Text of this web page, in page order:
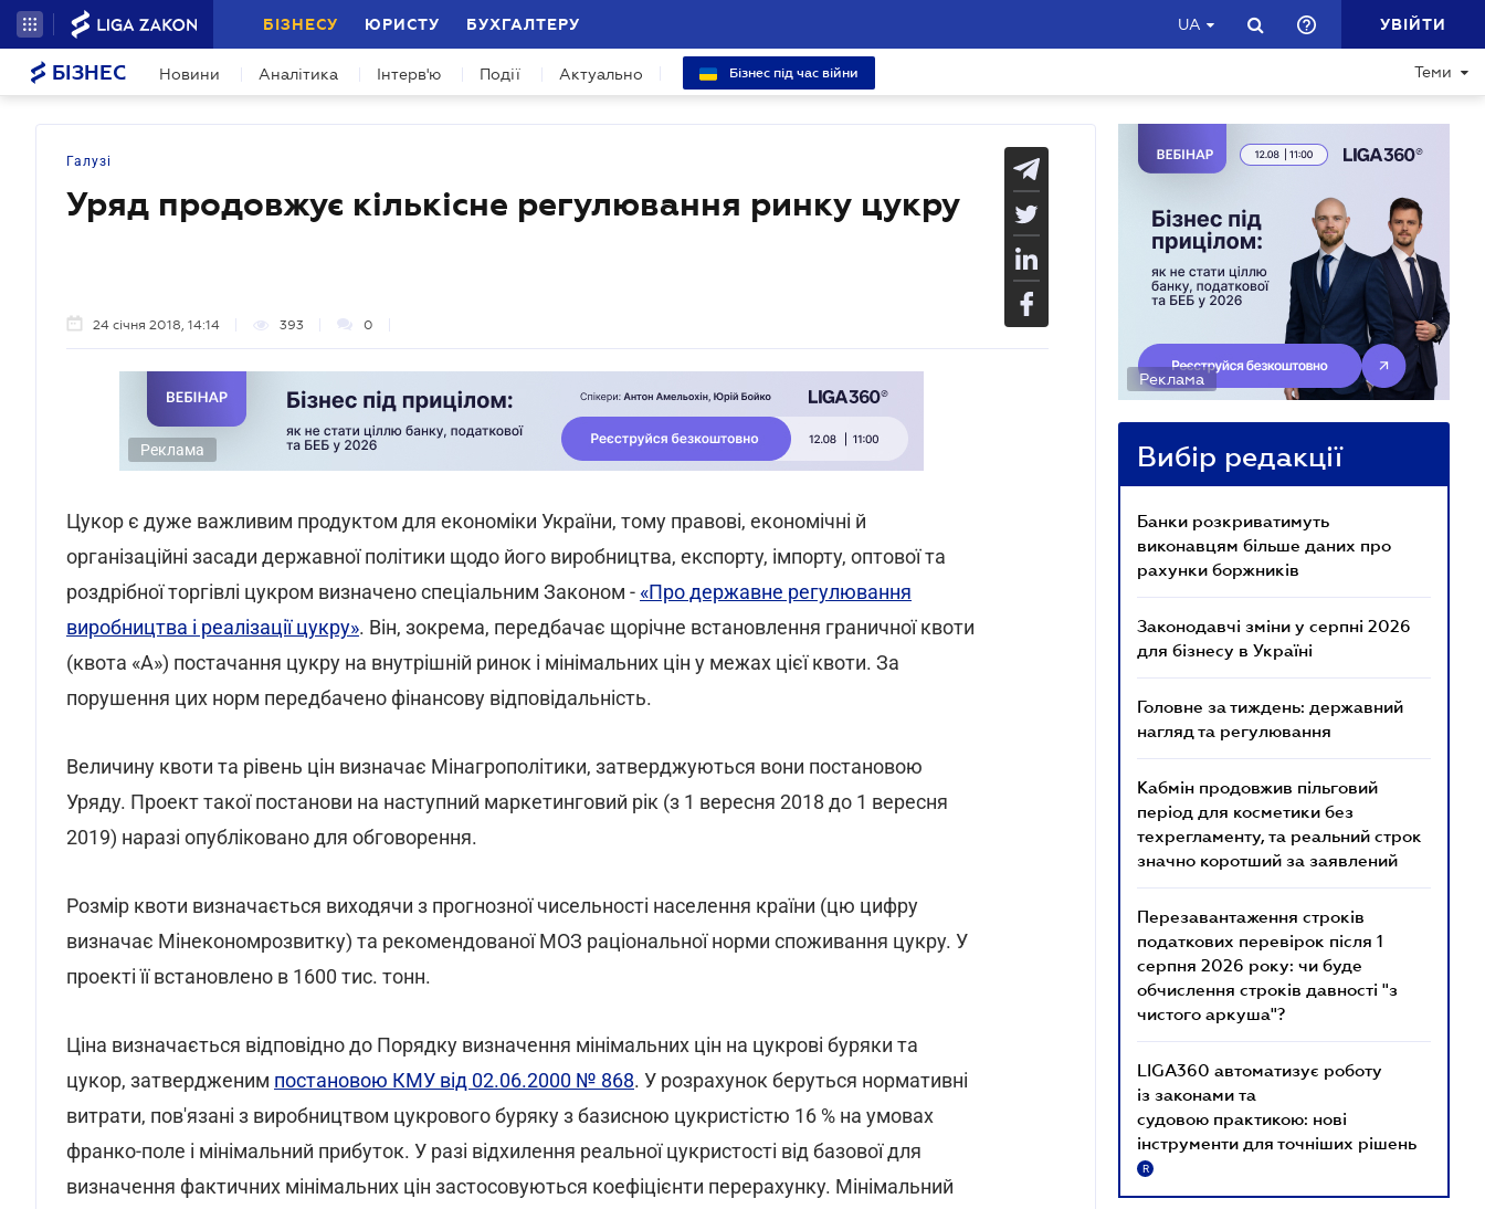
БІЗНЕСУ ЮРИСТУ БУХГАЛТЕРУ UA УВІЙТИ
БІЗНЕС Новини Аналітика Інтерв'ю Події Актуально Бізнес під час війни Теми
Галузі
Уряд продовжує кількісне регулювання ринку цукру
24 січня 2018, 14:14 393 0
Реклама
Цукор є дуже важливим продуктом для економіки України, тому правові, економічні й
організаційні засади державної політики щодо його виробництва, експорту, імпорту, оптової та
роздрібної торгівлі цукром визначено спеціальним Законом - «Про державне регулювання
виробництва і реалізації цукру». Він, зокрема, передбачає щорічне встановлення граничної квоти
(квота «А») постачання цукру на внутрішній ринок і мінімальних цін у межах цієї квоти. За
порушення цих норм передбачено фінансову відповідальність.
Величину квоти та рівень цін визначає Мінагрополітики, затверджуються вони постановою
Уряду. Проект такої постанови на наступний маркетинговий рік (з 1 вересня 2018 до 1 вересня
2019) наразі опубліковано для обговорення.
Розмір квоти визначається виходячи з прогнозної чисельності населення країни (цю цифру
визначає Мінекономрозвитку) та рекомендованої МОЗ раціональної норми споживання цукру. У
проекті її встановлено в 1600 тис. тонн.
Ціна визначається відповідно до Порядку визначення мінімальних цін на цукрові буряки та
цукор, затвердженим постановою КМУ від 02.06.2000 № 868. У розрахунок беруться нормативні
витрати, пов'язані з виробництвом цукрового буряку з базисною цукристістю 16 % на умовах
франко-поле і мінімальний прибуток. У разі відхилення реальної цукристості від базової для
визначення фактичних мінімальних цін застосовуються коефіцієнти перерахунку. Мінімальний
Реклама
Вибір редакції
Банки розкриватимуть
виконавцям більше даних про
рахунки боржників
Законодавчі зміни у серпні 2026
для бізнесу в Україні
Головне за тиждень: державний
нагляд та регулювання
Кабмін продовжив пільговий
період для косметики без
техрегламенту, та реальний строк
значно коротший за заявлений
Перезавантаження строків
податкових перевірок після 1
серпня 2026 року: чи буде
обчислення строків давності "з
чистого аркуша"?
LIGA360 автоматизує роботу
із законами та
судовою практикою: нові
інструменти для точніших рішень
R